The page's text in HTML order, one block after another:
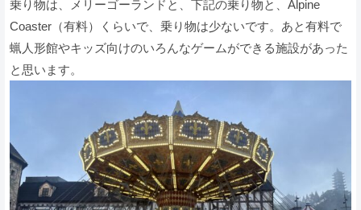
乗り物は、メリーゴーランドと、下記の乗り物と、Alpine
Coaster（有料）くらいで、乗り物は少ないです。あと有料で
蝋人形館やキッズ向けのいろんなゲームができる施設があった
と思います。